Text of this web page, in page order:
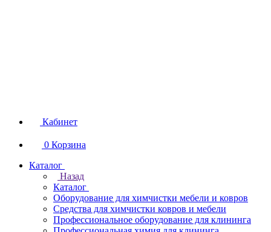
Кабинет
0 Корзина
Каталог
Назад
Каталог
Оборудование для химчистки мебели и ковров
Средства для химчистки ковров и мебели
Профессиональное оборудование для клининга